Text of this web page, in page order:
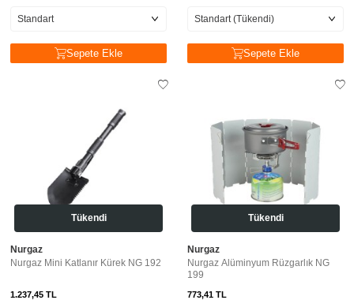
Sepete Ekle Sepete Ekle
Tükendi
Nurgaz
Nurgaz Mini Katlanır Kürek NG 192
1.237,45 TL
Tükendi
Nurgaz
Nurgaz Alüminyum Rüzgarlık NG
199
773,41 TL